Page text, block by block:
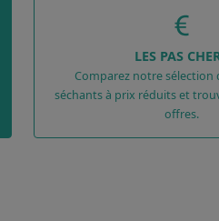
LES PAS
Comparez notre sélection
séchants à prix réduits et
offres.